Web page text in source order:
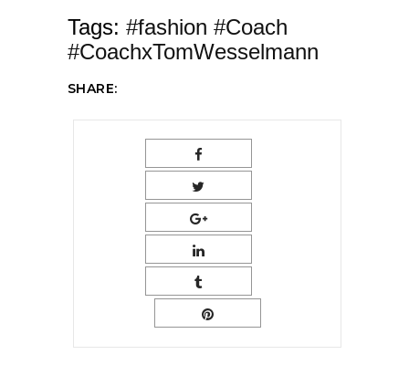
Tags: #fashion #Coach
#CoachxTomWesselmann
SHARE: